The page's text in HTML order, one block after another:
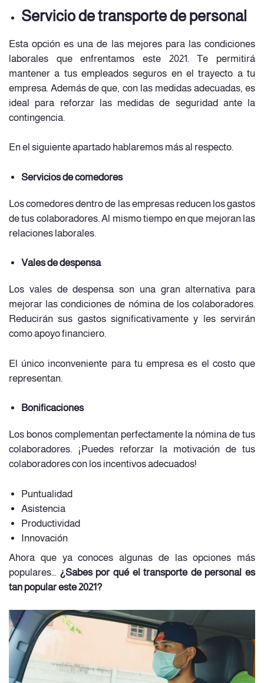
Servicio de transporte de personal
Esta opción es una de las mejores para las condiciones
laborales que enfrentamos este 2021. Te permitirá
mantener a tus empleados seguros en el trayecto a tu
empresa. Además de que, con las medidas adecuadas, es
ideal para reforzar las medidas de seguridad ante la
contingencia.
En el siguiente apartado hablaremos más al respecto.
Servicios de comedores
Los comedores dentro de las empresas reducen los gastos
de tus colaboradores. Al mismo tiempo en que mejoran las
relaciones laborales.
Vales de despensa
Los vales de despensa son una gran alternativa para
mejorar las condiciones de nómina de los colaboradores.
Reducirán sus gastos significativamente y les servirán
como apoyo financiero.
El único inconveniente para tu empresa es el costo que
representan.
Bonificaciones
Los bonos complementan perfectamente la nómina de tus
colaboradores. ¡Puedes reforzar la motivación de tus
colaboradores con los incentivos adecuados!
Puntualidad
Asistencia
Productividad
Innovación
Ahora que ya conoces algunas de las opciones más
populares… ¿Sabes por qué el transporte de personal es
tan popular este 2021?